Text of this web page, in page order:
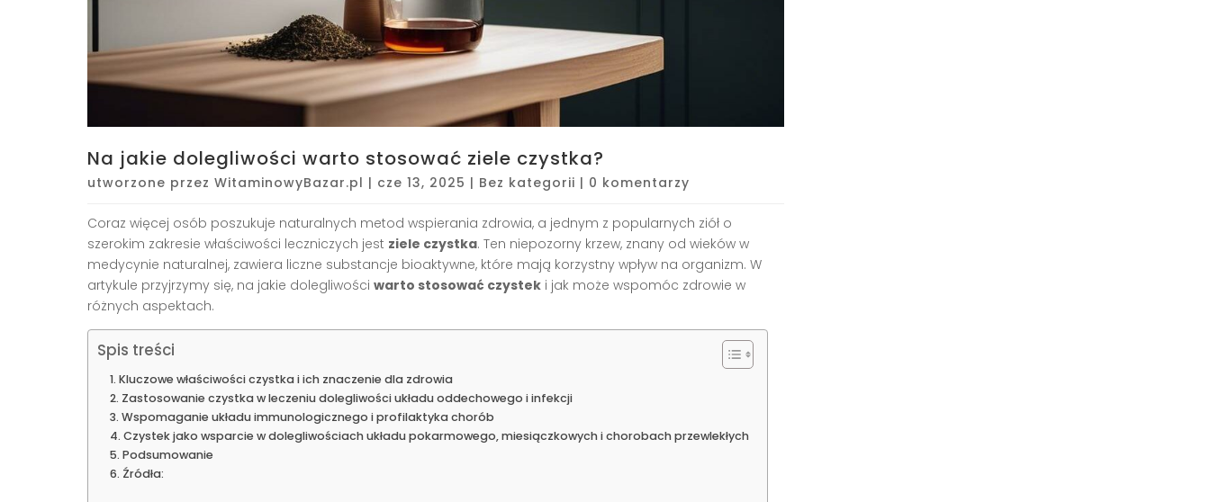
Na jakie dolegliwości warto stosować ziele czystka?
utworzone przez WitaminowyBazar.pl | cze 13, 2025 | Bez kategorii | 0 komentarzy
Coraz więcej osób poszukuje naturalnych metod wspierania zdrowia, a jednym z popularnych ziół o
szerokim zakresie właściwości leczniczych jest ziele czystka. Ten niepozorny krzew, znany od wieków w
medycynie naturalnej, zawiera liczne substancje bioaktywne, które mają korzystny wpływ na organizm. W
artykule przyjrzymy się, na jakie dolegliwości warto stosować czystek i jak może wspomóc zdrowie w
różnych aspektach.
Spis treści
Kluczowe właściwości czystka i ich znaczenie dla zdrowia
Zastosowanie czystka w leczeniu dolegliwości układu oddechowego i infekcji
Wspomaganie układu immunologicznego i profilaktyka chorób
Czystek jako wsparcie w dolegliwościach układu pokarmowego, miesiączkowych i chorobach przewlekłych
Podsumowanie
Źródła: